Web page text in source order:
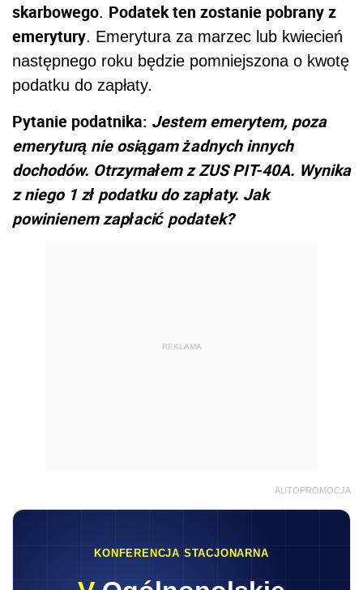
skarbowego. Podatek ten zostanie pobrany z
emerytury. Emerytura za marzec lub kwiecień
następnego roku będzie pomniejszona o kwotę
podatku do zapłaty.
Pytanie podatnika: Jestem emerytem, poza
emeryturą nie osiągam żadnych innych
dochodów. Otrzymałem z ZUS PIT-40A. Wynika
z niego 1 zł podatku do zapłaty. Jak
powinienem zapłacić podatek?
REKLAMA
AUTOPROMOCJA
KONFERENCJA STACJONARNA